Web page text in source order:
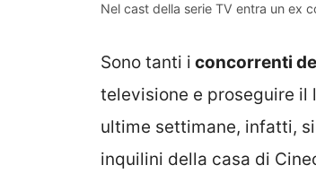
Nel cast della serie TV entra un ex
Sono tanti i concorrenti
televisione e proseguire il
ultime settimane, infatti,
inquilini della casa di